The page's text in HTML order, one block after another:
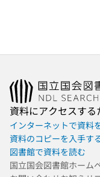
資料にアクセスす
インターネットで資料
資料のコピーを入手す
図書館で資料を読む
国立国会図書館ホーム